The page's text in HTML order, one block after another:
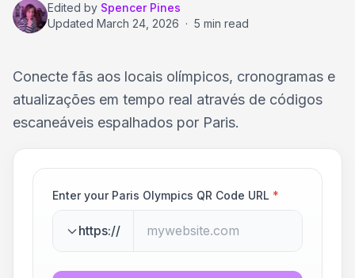
Edited by Spencer Pines
Updated March 24, 2026 · 5 min read
Conecte fãs aos locais olímpicos, cronogramas e
atualizações em tempo real através de códigos
escaneáveis espalhados por Paris.
Enter your Paris Olympics QR Code URL *
https://